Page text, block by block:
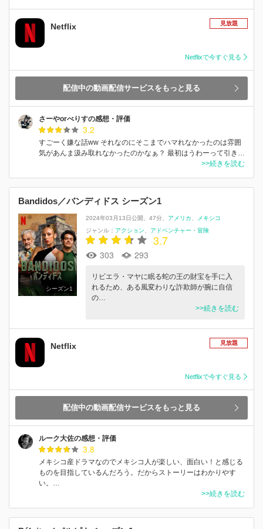
Netflix 見放題
Netflixで今すぐ見る
配信中の動画配信サービスをもっと見る
さーやorべりすの感想・評価
3.2
すごーく嫌な話ww それなのにそこまでハマれなかったのは雰囲
気があんま汲み取れなかったのかなぁ？ 最初はうわーって引き…
>>続きを読む
Bandidos／バンディドス シーズン1
シーズン1
2024年03月13日公開 47分 アメリカ
メキシコ
ジャンル： アクション アドベンチャー・冒険
3.7
303 293
リビエラ・マヤに眠る蛇の王の財宝を手に入
れるため、ある風変わりな詐欺師が腕に自信
の…
>>続きを読む
Netflix 見放題
Netflixで今すぐ見る
配信中の動画配信サービスをもっと見る
ルーク大佐の感想・評価
3.8
メキシコ産ドラマなのでメキシコ人が楽しい、面白い！と感じる
ものを目指しているんだろう。だからストーリーはわかりやす
い。…
>>続きを読む